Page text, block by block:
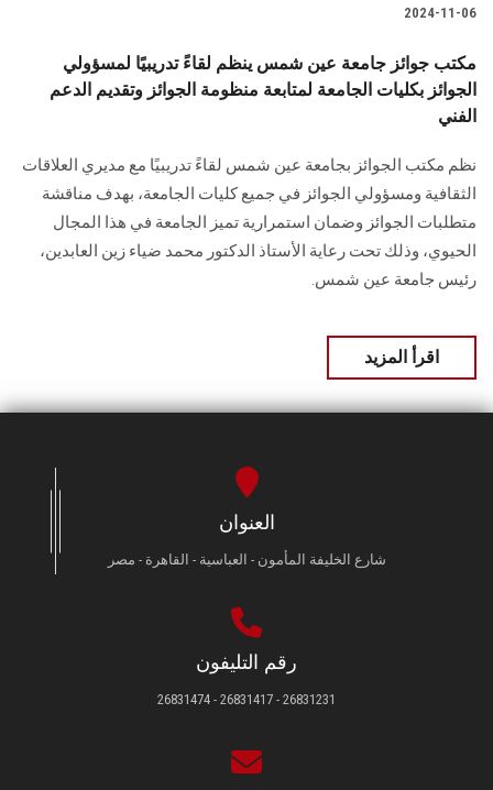
الزائـرون
سجل الان
2024-11-06
مكتب جوائز جامعة عين شمس ينظم لقاءً تدريبيًا لمسؤولي
الجوائز بكليات الجامعة لمتابعة منظومة الجوائز وتقديم الدعم
الفني
نظم مكتب الجوائز بجامعة عين شمس لقاءً تدريبيًا مع مديري العلاقات
الثقافية ومسؤولي الجوائز في جميع كليات الجامعة، بهدف مناقشة
متطلبات الجوائز وضمان استمرارية تميز الجامعة في هذا المجال
الحيوي، وذلك تحت رعاية الأستاذ الدكتور محمد ضياء زين العابدين،
رئيس جامعة عين شمس.
اقرأ المزيد
العنوان
شارع الخليفة المأمون - العباسية - القاهرة - مصر
رقم التليفون
26831231 - 26831417 - 26831474